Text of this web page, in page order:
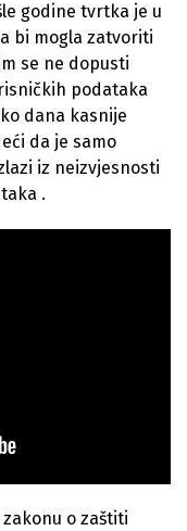
godine tvrtka je u
bi mogla zatvoriti
se ne dopusti
podataka
dana kasnije
da je samo
iz neizvjesnosti
.
o zaštiti